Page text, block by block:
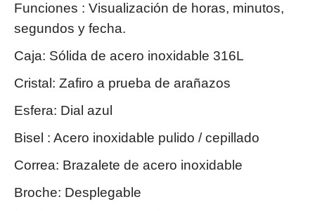
Funciones : Visualización de horas, minutos,
segundos y fecha.
Caja: Sólida de acero inoxidable 316L
Cristal: Zafiro a prueba de arañazos
Esfera: Dial azul
Bisel : Acero inoxidable pulido / cepillado
Correa: Brazalete de acero inoxidable
Broche: Desplegable